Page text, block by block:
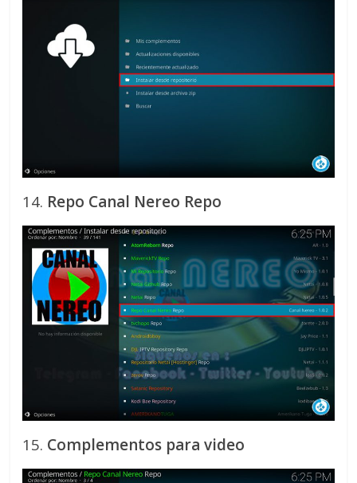
14. Repo Canal Nereo Repo
15. Complementos para video